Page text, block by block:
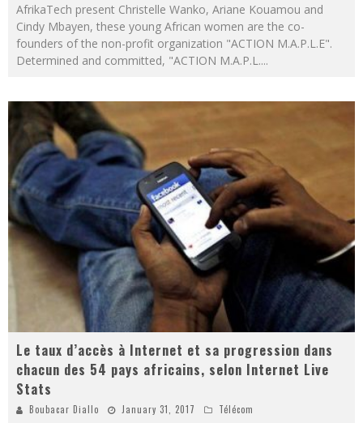
AfrikaTech present Christelle Wanko, Ariane Kouamou and
Cindy Mbayen, these young African women are the co-
founders of the non-profit organization "ACTION M.A.P.L.E".
Determined and committed, "ACTION M.A.P.L....
Le taux d’accès à Internet et sa progression dans
chacun des 54 pays africains, selon Internet Live
Stats
Boubacar Diallo January 31, 2017 Télécom